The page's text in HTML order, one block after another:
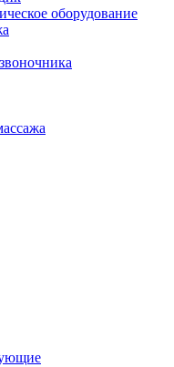
оборудование